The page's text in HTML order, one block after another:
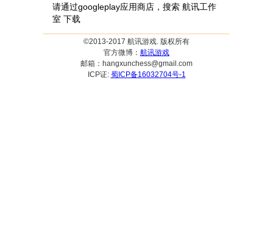
请通过googleplay应用商店，搜索 航讯工作
室 下载
©2013-2017 航讯游戏. 版权所有
官方微博： 航讯游戏
邮箱：hangxunchess@gmail.com
ICP证: 蜀ICP备16032704号-1